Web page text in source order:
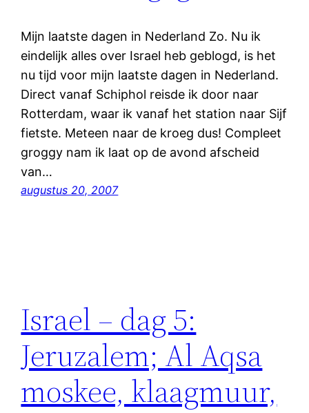
Mijn laatste dagen in Nederland Zo. Nu ik
eindelijk alles over Israel heb geblogd, is het
nu tijd voor mijn laatste dagen in Nederland.
Direct vanaf Schiphol reisde ik door naar
Rotterdam, waar ik vanaf het station naar Sijf
fietste. Meteen naar de kroeg dus! Compleet
groggy nam ik laat op de avond afscheid
van…
augustus 20, 2007
Israel – dag 5:
Jeruzalem; Al Aqsa
moskee, klaagmuur,